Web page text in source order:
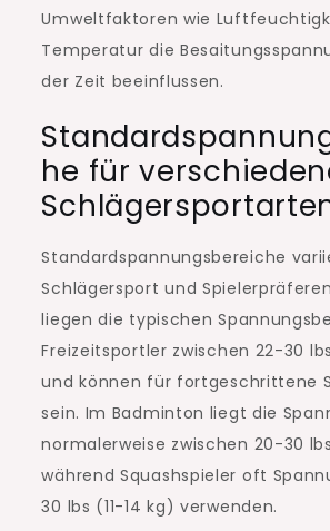
Umweltfaktoren wie
Temperatur die
der Zeit beeinflussen.
he für
Standardspannungsbereiche
Schlägersport und
liegen die typischen
Freizeitsportler zwischen 22-30
und können für fortgeschrittene
sein. Im Badminton liegt die
normalerweise zwischen 20-30
während Squashspieler oft
30 lbs (11-14 kg) verwenden.